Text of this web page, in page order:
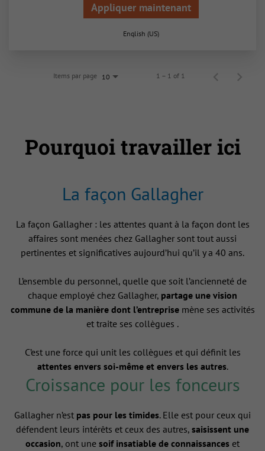
Appliquer maintenant
English (US)
Items par page 10 1 – 1 of 1
Pourquoi travailler ici
La façon Gallagher
La façon Gallagher : les attentes quant à la façon dont les
affaires sont menées chez Gallagher sont tout aussi
pertinentes et significatives aujourd’hui qu’il y a 40 ans.
L’ensemble du personnel, quelle que soit l’ancienneté de
chaque employé chez Gallagher, partage une vision
commune de la manière dont l’entreprisemène ses activités
et traite ses collègues .
C’est une force qui unit les collègues et qui définit les
attentes envers soi-même et envers les autres.
Croissance pour les fonceurs
Gallagher n’est pas pour les timides. Elle est pour ceux qui
défendent leurs intérêts et ceux des autres, saisissent une
occasion, ont une soif insatiable de connaissances et